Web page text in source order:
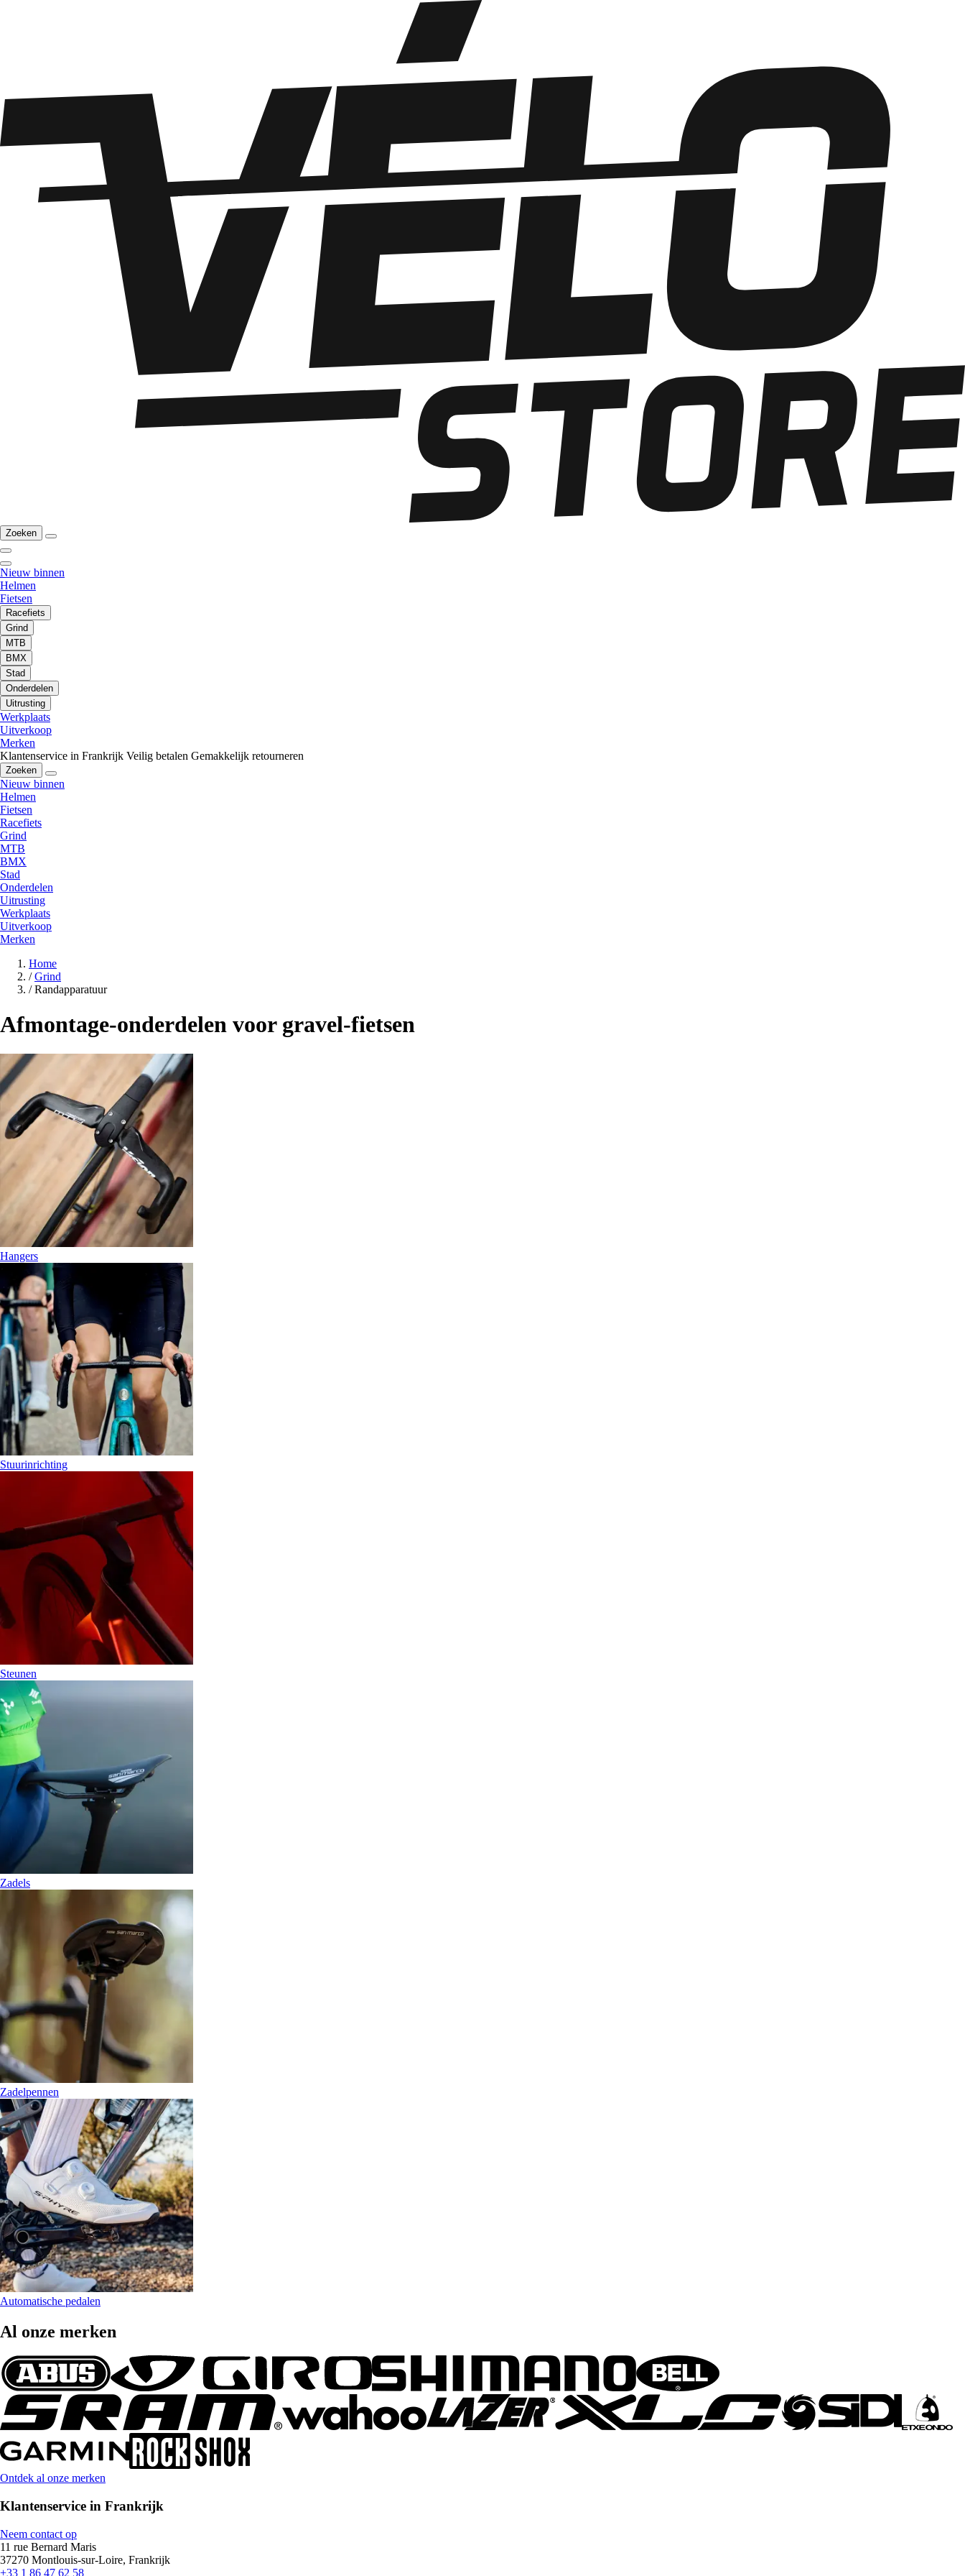
Zoeken
Nieuw binnen
Helmen
Fietsen
Racefiets
Grind
MTB
BMX
Stad
Onderdelen
Uitrusting
Werkplaats
Uitverkoop
Merken
Klantenservice in Frankrijk Veilig betalen Gemakkelijk retourneren
Zoeken
Nieuw binnen
Helmen
Fietsen
Racefiets
Grind
MTB
BMX
Stad
Onderdelen
Uitrusting
Werkplaats
Uitverkoop
Merken
Home
/ Grind
/ Randapparatuur
Afmontage-onderdelen voor gravel-fietsen
Hangers
Stuurinrichting
Steunen
Zadels
Zadelpennen
Automatische pedalen
Al onze merken
Ontdek al onze merken
Klantenservice in Frankrijk
Neem contact op
11 rue Bernard Maris
37270 Montlouis-sur-Loire, Frankrijk
+33 1 86 47 62 58